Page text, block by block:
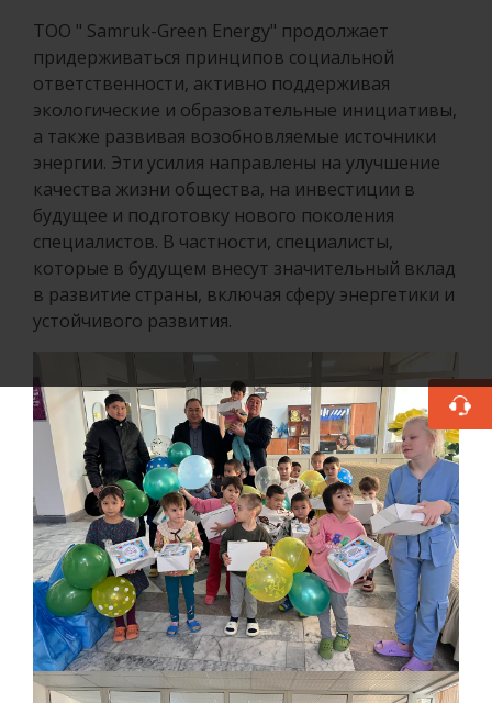
ТОО " Samruk-Green Energy" продолжает
придерживаться принципов социальной
ответственности, активно поддерживая
экологические и образовательные инициативы,
а также развивая возобновляемые источники
энергии. Эти усилия направлены на улучшение
качества жизни общества, на инвестиции в
будущее и подготовку нового поколения
специалистов. В частности, специалисты,
которые в будущем внесут значительный вклад
в развитие страны, включая сферу энергетики и
устойчивого развития.